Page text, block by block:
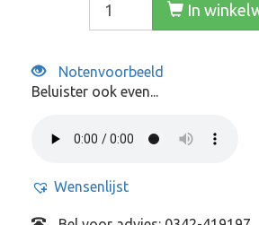
In
Notenvoorbeeld
Beluister ook even...
Wensenlijst